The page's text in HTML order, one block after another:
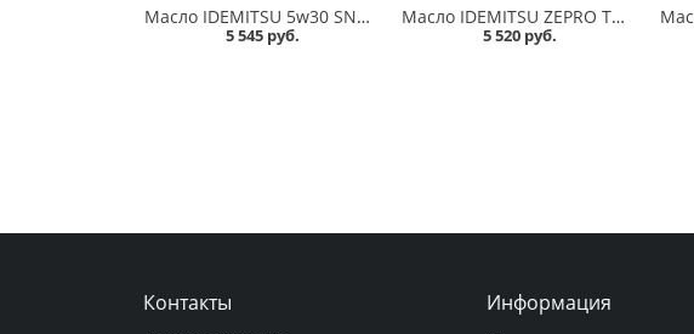
Масло IDEMITSU 5w30 SN/GF-5 F-S 4л синтетика в Омске
5 545 руб.
Масло IDEMITSU ZEPRO TOURING 5w30 SN/GF-5 4л синтетика в Омске
5 520 руб.
Информация
Контакты